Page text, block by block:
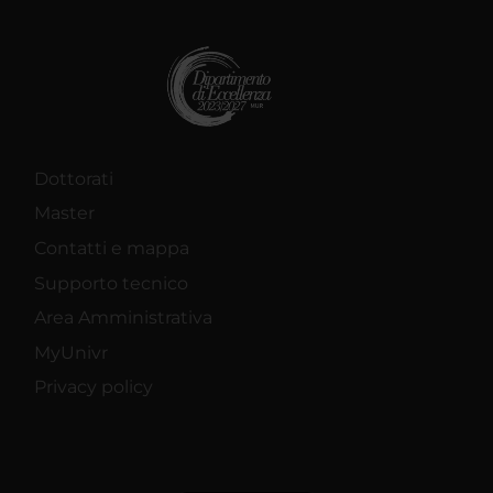
Dottorati
Master
Contatti e mappa
Supporto tecnico
Area Amministrativa
MyUnivr
Privacy policy